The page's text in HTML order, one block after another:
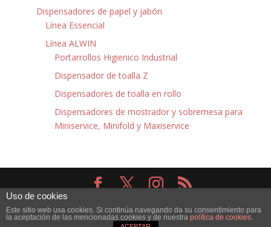
Dispensadores de papel y jabón
Línea Essencial
Línea ALWIN
Portarrollos Higienico Industrial
Dispensador de toalla Z
Dispensadores de toalla en rollo
Dispensadores de mostrador y sobremesa para
Miniservice, Minifold y Maxiservice
Elegant Themes
WordPress
Uso de cookies
Este sitio web usa cookies. Si continúa navegando da su consentimiento para
la aceptación de las mencionadas cookies y de nuestra política de cookies.